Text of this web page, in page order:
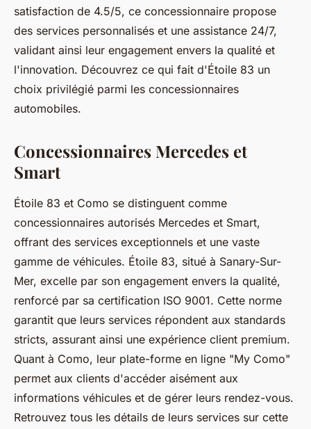
satisfaction de 4.5/5, ce concessionnaire propose
des services personnalisés et une assistance 24/7,
validant ainsi leur engagement envers la qualité et
l'innovation. Découvrez ce qui fait d'Étoile 83 un
choix privilégié parmi les concessionnaires
automobiles.
Concessionnaires Mercedes et
Smart
Étoile 83 et Como se distinguent comme
concessionnaires autorisés Mercedes et Smart,
offrant des services exceptionnels et une vaste
gamme de véhicules. Étoile 83, situé à Sanary-Sur-
Mer, excelle par son engagement envers la qualité,
renforcé par sa certification ISO 9001. Cette norme
garantit que leurs services répondent aux standards
stricts, assurant ainsi une expérience client premium.
Quant à Como, leur plate-forme en ligne "My Como"
permet aux clients d'accéder aisément aux
informations véhicules et de gérer leurs rendez-vous.
Retrouvez tous les détails de leurs services sur cette